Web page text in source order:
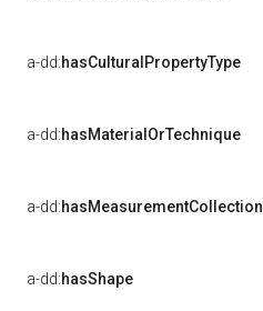
a-dd:hasCulturalPropertyType
a-dd:hasMaterialOrTechnique
a-dd:hasMeasurementCollection
a-dd:hasShape